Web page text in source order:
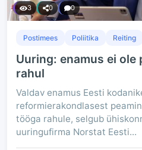
3 0 0
Postimees Poliitika Reiting
Uuring: enamus ei
rahul
Valdav enamus Eesti
reformierakondlasest
tööga rahule, selgub
uuringufirma Norstat Eesti...